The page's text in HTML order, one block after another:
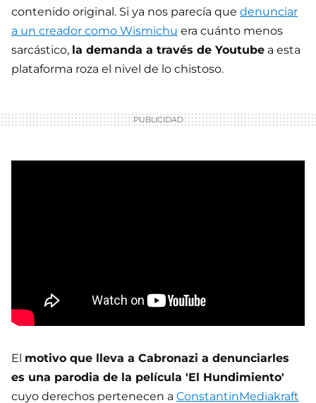
contenido original. Si ya nos parecía que denunciar
a un creador como Wismichu era cuánto menos
sarcástico, la demanda a través de Youtube a esta
plataforma roza el nivel de lo chistoso.
El motivo que lleva a Cabronazi a denunciarles
es una parodia de la película 'El Hundimiento'
cuyo derechos pertenecen a ConstantinMediakraft